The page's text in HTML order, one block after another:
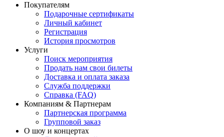
Покупателям
Подарочные сертификаты
Личный кабинет
Регистрация
История просмотров
Услуги
Поиск мероприятия
Продать нам свои билеты
Доставка и оплата заказа
Служба поддержки
Справка (FAQ)
Компаниям & Партнерам
Партнерская программа
Групповой заказ
О шоу и концертах